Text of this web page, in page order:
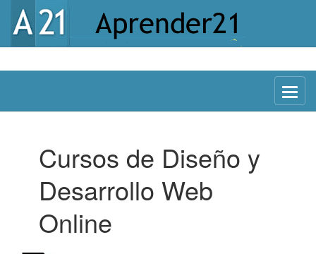
Menu
Cursos de Diseño y
Desarrollo Web
Online